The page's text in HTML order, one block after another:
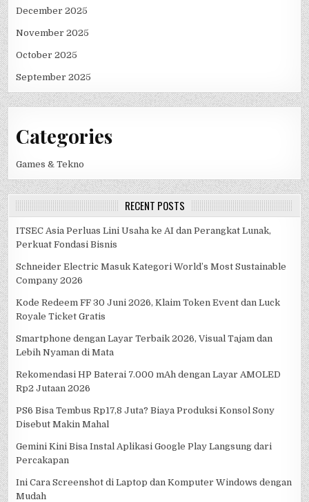
December 2025
November 2025
October 2025
September 2025
Categories
Games & Tekno
RECENT POSTS
ITSEC Asia Perluas Lini Usaha ke AI dan Perangkat Lunak,
Perkuat Fondasi Bisnis
Schneider Electric Masuk Kategori World’s Most Sustainable
Company 2026
Kode Redeem FF 30 Juni 2026, Klaim Token Event dan Luck
Royale Ticket Gratis
Smartphone dengan Layar Terbaik 2026, Visual Tajam dan
Lebih Nyaman di Mata
Rekomendasi HP Baterai 7.000 mAh dengan Layar AMOLED
Rp2 Jutaan 2026
PS6 Bisa Tembus Rp17,8 Juta? Biaya Produksi Konsol Sony
Disebut Makin Mahal
Gemini Kini Bisa Instal Aplikasi Google Play Langsung dari
Percakapan
Ini Cara Screenshot di Laptop dan Komputer Windows dengan
Mudah